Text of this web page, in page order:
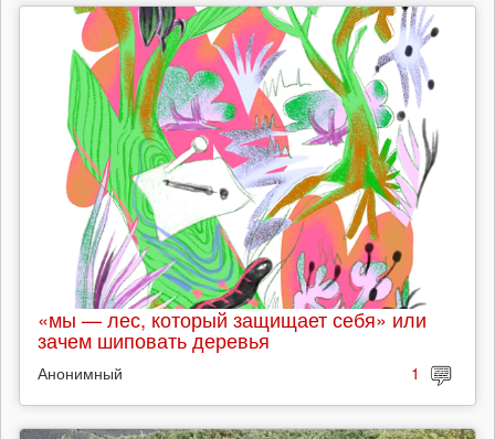
«мы — лес, который защищает себя» или
зачем шиповать деревья
Анонимный 1